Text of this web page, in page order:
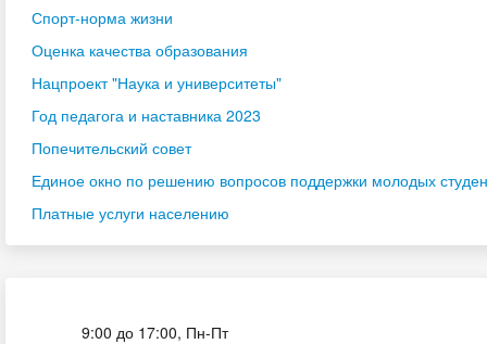
Спорт-норма жизни
Оценка качества образования
Нацпроект "Наука и университеты"
Год педагога и наставника 2023
Попечительский совет
Единое окно по решению вопросов поддержки молодых
Платные услуги населению
9:00 до 17:00, Пн-Пт